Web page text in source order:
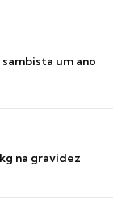
um ano
na gravidez